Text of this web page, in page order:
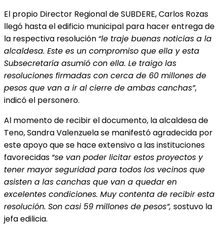
El propio Director Regional de SUBDERE, Carlos Rozas
llegó hasta el edificio municipal para hacer entrega de
la respectiva resolución “le traje buenas noticias a la
alcaldesa. Este es un compromiso que ella y esta
Subsecretaría asumió con ella. Le traigo las
resoluciones firmadas con cerca de 60 millones de
pesos que van a ir al cierre de ambas canchas”,
indicó el personero.
Al momento de recibir el documento, la alcaldesa de
Teno, Sandra Valenzuela se manifestó agradecida por
este apoyo que se hace extensivo a las instituciones
favorecidas “se van poder licitar estos proyectos y
tener mayor seguridad para todos los vecinos que
asisten a las canchas que van a quedar en
excelentes condiciones. Muy contenta de recibir esta
resolución. Son casi 59 millones de pesos”, sostuvo la
jefa edilicia.